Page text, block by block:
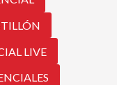
LIVE